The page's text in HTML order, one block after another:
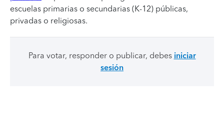
escuelas primarias o secundarias (K-12) públicas,
privadas o religiosas.
Para votar, responder o publicar, debes iniciar
sesión